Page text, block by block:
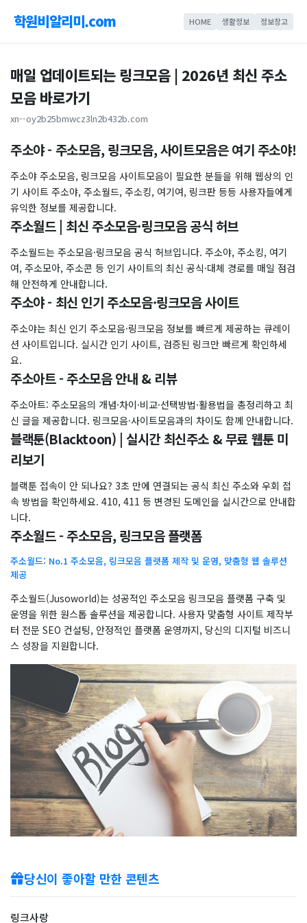
학원비알리미.com HOME 생활정보 정보창고
매일 업데이트되는 링크모음 | 2026년 최신 주소
모음 바로가기
xn--oy2b25bmwcz3ln2b432b.com
주소야 - 주소모음, 링크모음, 사이트모음은 여기 주소야!
주소야 주소모음, 링크모음 사이트모음이 필요한 분들을 위해 웹상의 인
기 사이트 주소야, 주소월드, 주소킹, 여기여, 링크판 등등 사용자들에게
유익한 정보를 제공합니다.
주소월드 | 최신 주소모음·링크모음 공식 허브
주소월드는 주소모음·링크모음 공식 허브입니다. 주소야, 주소킹, 여기
여, 주소모아, 주소콘 등 인기 사이트의 최신 공식·대체 경로를 매일 점검
해 안전하게 안내합니다.
주소야 - 최신 인기 주소모음·링크모음 사이트
주소야는 최신 인기 주소모음·링크모음 정보를 빠르게 제공하는 큐레이
션 사이트입니다. 실시간 인기 사이트, 검증된 링크만 빠르게 확인하세
요.
주소아트 - 주소모음 안내 & 리뷰
주소아트: 주소모음의 개념·차이·비교·선택방법·활용법을 총정리하고 최
신 글을 제공합니다. 링크모음·사이트모음과의 차이도 함께 안내합니다.
블랙툰(Blacktoon) | 실시간 최신주소 & 무료 웹툰 미
리보기
블랙툰 접속이 안 되나요? 3초 만에 연결되는 공식 최신 주소와 우회 접
속 방법을 확인하세요. 410, 411 등 변경된 도메인을 실시간으로 안내합
니다.
주소월드 - 주소모음, 링크모음 플랫폼
주소월드: No.1 주소모음, 링크모음 플랫폼 제작 및 운영, 맞춤형 웹 솔루션
제공
주소월드(Jusoworld)는 성공적인 주소모음 링크모음 플랫폼 구축 및
운영을 위한 원스톱 솔루션을 제공합니다. 사용자 맞춤형 사이트 제작부
터 전문 SEO 컨설팅, 안정적인 플랫폼 운영까지, 당신의 디지털 비즈니
스 성장을 지원합니다.
당신이 좋아할 만한 콘텐츠
링크사랑